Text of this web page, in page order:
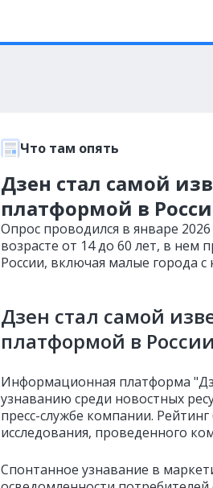
Что там опять
Дзен стал самой
платформой в
Опрос проводился в январе
возрасте от 14 до 60 лет, в нем
России, включая малые города с
Дзен стал самой
платформой в России
Информационная платформа
узнаванию среди новостных
пресс-службе компании.
исследования, проведенного
Спонтанное узнавание в